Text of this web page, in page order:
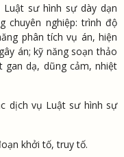
sư hình sự dày dạn
chuyên nghiệp: trình độ
phân tích vụ án, hiện
án; kỹ năng soạn thảo
gan dạ, dũng cảm, nhiệt
dịch vụ Luật sư hình sự
khởi tố, truy tố.